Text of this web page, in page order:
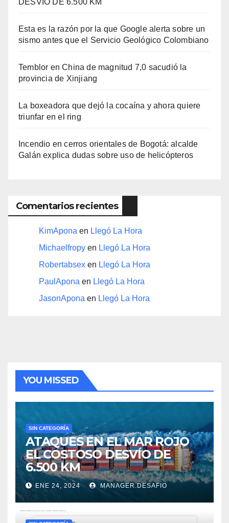
Esta es la razón por la que Google alerta sobre un
sismo antes que el Servicio Geológico Colombiano
Temblor en China de magnitud 7,0 sacudió la
provincia de Xinjiang
La boxeadora que dejó la cocaína y ahora quiere
triunfar en el ring​
Incendio en cerros orientales de Bogotá: alcalde
Galán explica dudas sobre uso de helicópteros
Comentarios recientes
KimApona en Llegó La Hora
Michaelfropy en Llegó La Hora
Robertabsex en Llegó La Hora
PaulApona en Llegó La Hora
JasonApona en Llegó La Hora
YOU MISSED
SIN CATEGORÍA
ATAQUES EN EL MAR ROJO
EL COSTOSO DESVÍO DE
6.500 KM
ENE 24, 2024 MANAGER.DESAFIO